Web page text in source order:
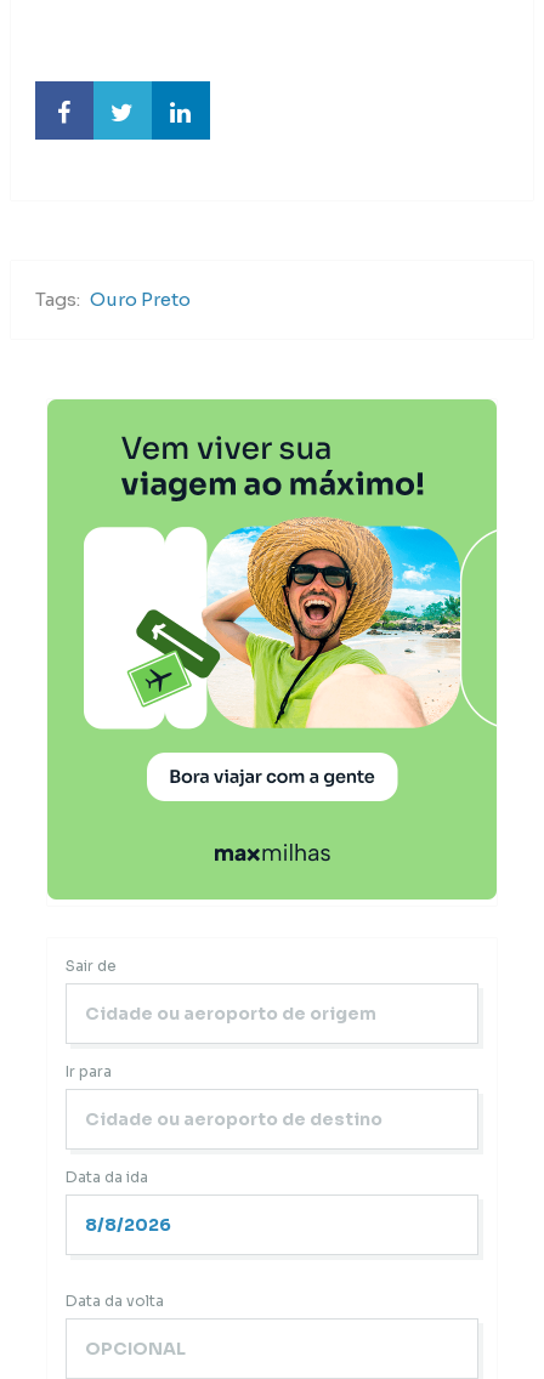
Tags: Ouro Preto
Sair de
Ir para
Data da ida
Data da volta